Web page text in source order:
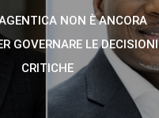
NON È ANCORA
GOVERNARE LE DECISIONI
CRITICHE